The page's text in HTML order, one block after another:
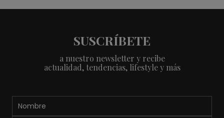
SUSCRÍBETE
a nuestro newsletter y recibe
actualidad, tendencias, lifestyle y más